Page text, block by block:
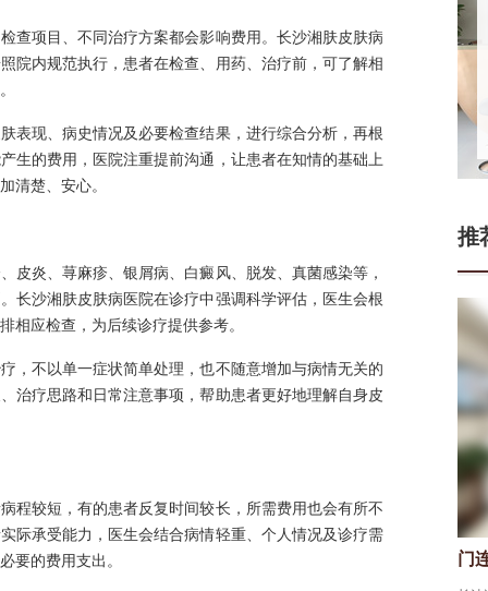
查项目、不同治疗方案都会影响费用。长沙湘肤皮肤病
院内规范执行，患者在检查、用药、治疗前，可了解相
表现、病史情况及必要检查结果，进行综合分析，再根
生的费用，医院注重提前沟通，让患者在知情的基础上
清楚、安心。
皮炎、荨麻疹、银屑病、白癜风、脱发、真菌感染等，
长沙湘肤皮肤病医院在诊疗中强调科学评估，医生会根
相应检查，为后续诊疗提供参考。
，不以单一症状简单处理，也不随意增加与病情无关的
治疗思路和日常注意事项，帮助患者更好地理解自身皮
程较短，有的患者反复时间较长，所需费用也会有所不
际承受能力，医生会结合病情轻重、个人情况及诊疗需
要的费用支出。
推
门